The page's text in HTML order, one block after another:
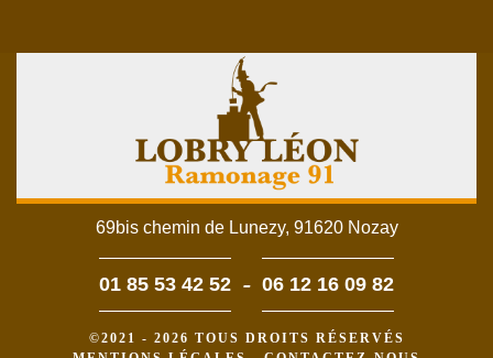
69bis chemin de Lunezy, 91620 Nozay
01 85 53 42 52 - 06 12 16 09 82
©2021 - 2026 TOUS DROITS RÉSERVÉS